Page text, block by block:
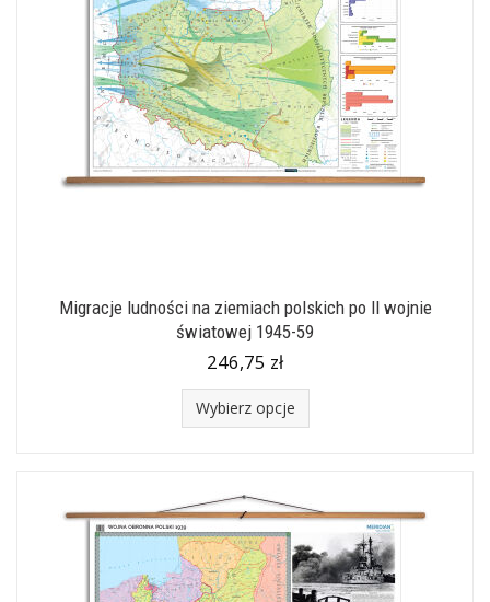
Migracje ludności na ziemiach polskich po II wojnie
światowej 1945-59
246,75 zł
Wybierz opcje